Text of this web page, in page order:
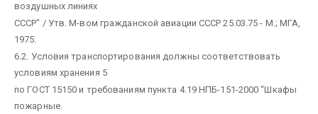
воздушных линиях
СССР" / Утв. М-вом гражданской авиации СССР 25.03.75 - М.; МГА,
1975.
6.2. Условия транспортирования должны соответствовать
условиям хранения 5
по ГОСТ 15150 и требованиям пункта 4.19 НПБ-151-2000 “Шкафы
пожарные.